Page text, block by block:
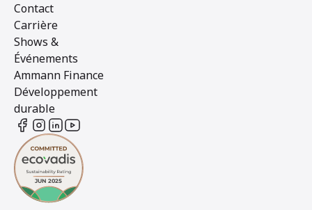
Contact
Carrière
Shows &
Événements
Ammann Finance
Développement
durable